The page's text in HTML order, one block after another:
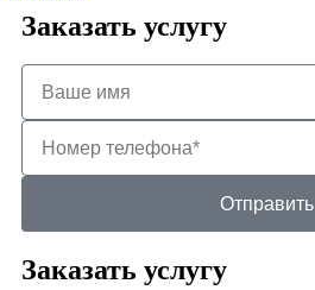
Заказать услугу
Отправить
Заказать услугу